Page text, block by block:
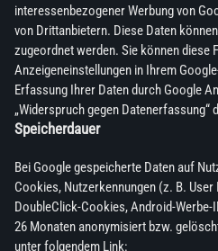
interessenbezogener Werbung von
von Drittanbietern. Diese Daten
zugeordnet werden. Sie können diese
Anzeigeneinstellungen in Ihrem
Erfassung Ihrer Daten durch Google
„Widerspruch gegen
Speicherdauer
Bei Google gespeicherte Daten auf
Cookies, Nutzerkennungen (z. B.
DoubleClick-Cookies, Android-
26 Monaten anonymisiert bzw.
unter folgendem Link: